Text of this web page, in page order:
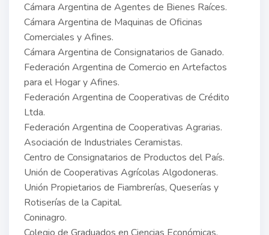
Cámara Argentina de Agentes de Bienes Raíces.
Cámara Argentina de Maquinas de Oficinas
Comerciales y Afines.
Cámara Argentina de Consignatarios de Ganado.
Federación Argentina de Comercio en Artefactos
para el Hogar y Afines.
Federación Argentina de Cooperativas de Crédito
Ltda.
Federación Argentina de Cooperativas Agrarias.
Asociación de Industriales Ceramistas.
Centro de Consignatarios de Productos del País.
Unión de Cooperativas Agrícolas Algodoneras.
Unión Propietarios de Fiambrerías, Queserías y
Rotiserías de la Capital.
Coninagro.